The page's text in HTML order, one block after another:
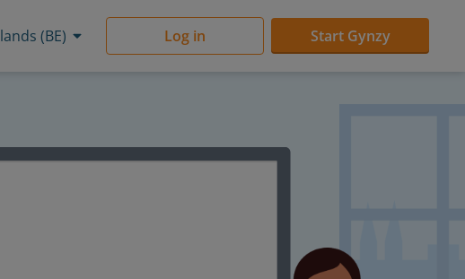
(BE) Log in Start Gynzy